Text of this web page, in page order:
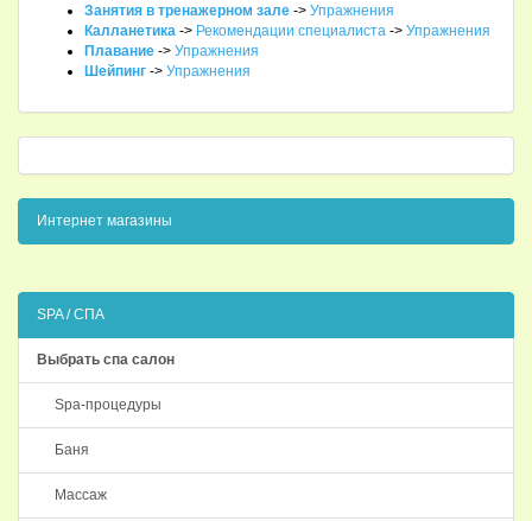
Занятия в тренажерном зале -> Упражнения
Калланетика -> Рекомендации специалиста -> Упражнения
Плавание -> Упражнения
Шейпинг -> Упражнения
Интернет магазины
SPA / СПА
Выбрать спа салон
Spa-процедуры
Баня
Массаж